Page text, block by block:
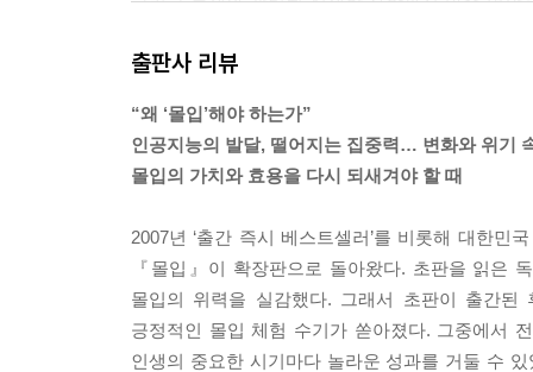
서 아이디어가 쉽게 떠오르고 문제해결력이 상승
--- p.181, 「2장 본격적인 몰입을 시도하기 위하여
교수가 된 후, 나는 지도학생들에게 몰입을 가르
주 소수의 학생만이 몰입으로 깜짝 놀랄 만한 성
차이점을 조사하며 잊고 있었던 중요한 상관관계
성인이 되어서도 생각을 잘하고 몰입에 잘 빠지는
--- p.288, 「4장 몰입으로 학교와 직장에서 핵심 인
출판사 리뷰
“왜 ‘몰입’해야 하는가”
인공지능의 발달, 떨어지는 집중력… 변화와 위기
몰입의 가치와 효용을 다시 되새겨야 할 때
2007년 ‘출간 즉시 베스트셀러’를 비롯해 대한민
『몰입』이 확장판으로 돌아왔다. 초판을 읽은
몰입의 위력을 실감했다. 그래서 초판이 출간
긍정적인 몰입 체험 수기가 쏟아졌다. 그중에서
인생의 중요한 시기마다 놀라운 성과를 거둘 수